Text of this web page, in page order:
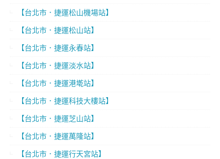
【台北市．捷運松山機場站】
【台北市．捷運松山站】
【台北市．捷運永春站】
【台北市．捷運淡水站】
【台北市．捷運港墘站】
【台北市．捷運科技大樓站】
【台北市．捷運芝山站】
【台北市．捷運萬隆站】
【台北市．捷運行天宮站】